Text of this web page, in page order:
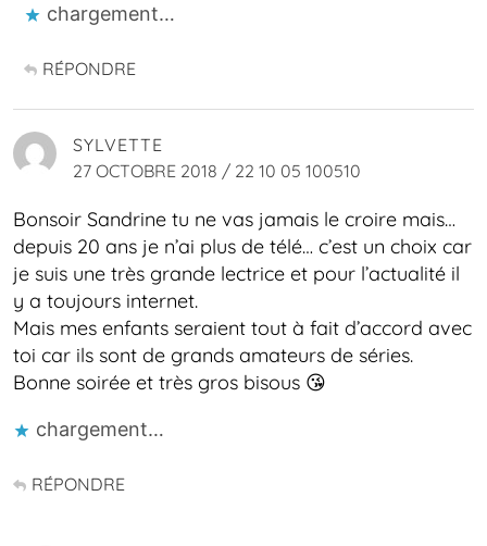
chargement…
RÉPONDRE
SYLVETTE
27 OCTOBRE 2018 / 22 10 05 100510
Bonsoir Sandrine tu ne vas jamais le croire mais…
depuis 20 ans je n’ai plus de télé… c’est un choix car
je suis une très grande lectrice et pour l’actualité il
y a toujours internet.
Mais mes enfants seraient tout à fait d’accord avec
toi car ils sont de grands amateurs de séries.
Bonne soirée et très gros bisous 😘
chargement…
RÉPONDRE